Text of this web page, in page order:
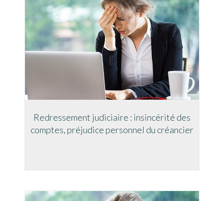
Redressement judiciaire : insincérité des
comptes, préjudice personnel du créancier